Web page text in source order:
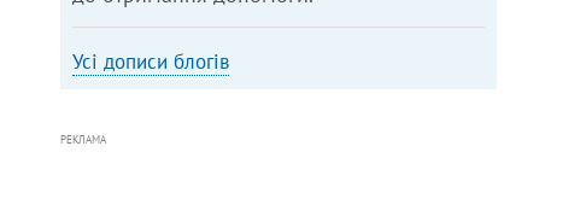
Усі дописи блогів
РЕКЛАМА